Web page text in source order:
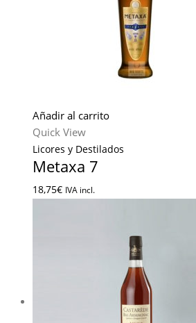
Añadir al carrito
Quick View
Licores y Destilados
Metaxa 7
18,75€ IVA incl.